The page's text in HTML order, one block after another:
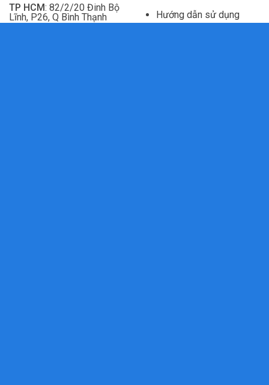
TP HCM: 82/2/20 Đinh Bộ
Lĩnh, P26, Q Bình Thạnh
Hướng dẫn sử dụng